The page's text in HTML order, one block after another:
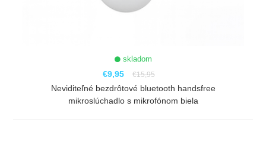
skladom
€9,95 €15,95
Neviditeľné bezdrôtové bluetooth handsfree
mikroslúchadlo s mikrofónom biela